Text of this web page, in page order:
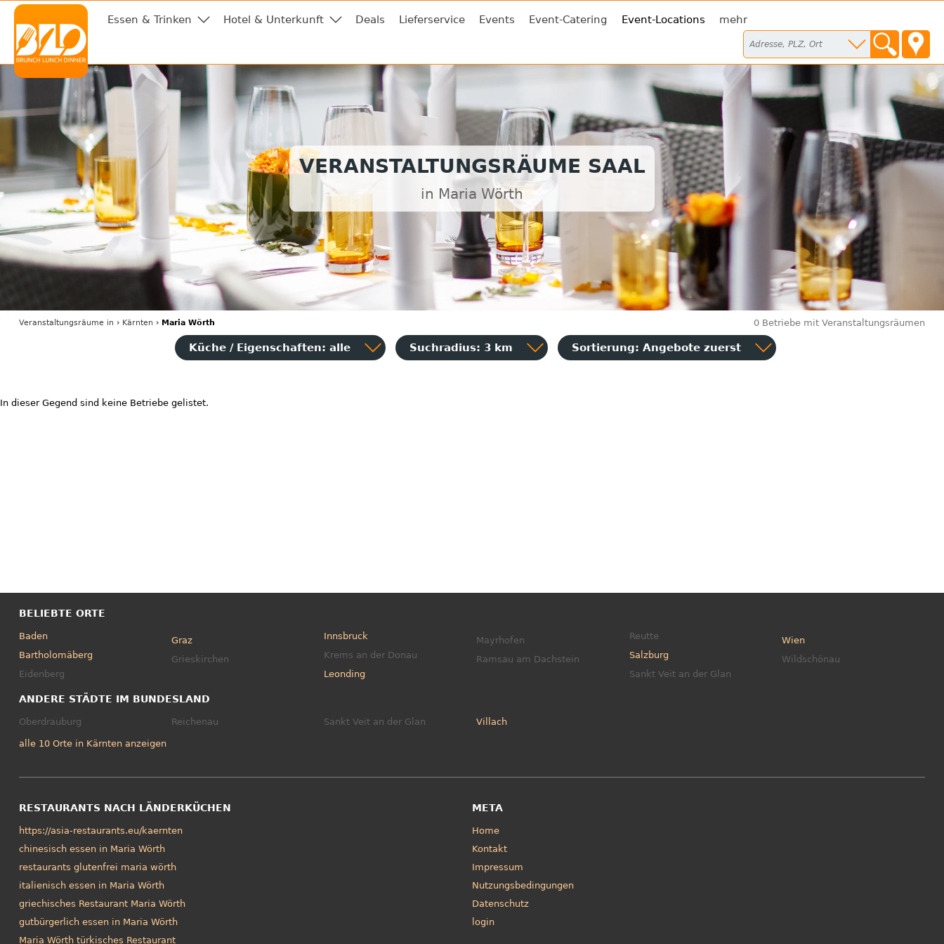
Essen & Trinken Hotel & Unterkunft Deals Lieferservice Events Event-Catering Event-Locations mehr
VERANSTALTUNGSRÄUME SAAL
in Maria Wörth
Veranstaltungsräumein › Kärnten › Maria Wörth 0 Betriebe mit Veranstaltungsräumen
Küche / Eigenschaften: alle Suchradius: 3 km Sortierung: Angebote zuerst
In dieser Gegend sind keine Betriebe gelistet.
BELIEBTE ORTE
Baden
Bartholomäberg
Eidenberg
Graz
Grieskirchen
Innsbruck
Krems an der Donau
Leonding
Mayrhofen
Ramsau am Dachstein
Reutte
Salzburg
Sankt Veit an der Glan
Wien
Wildschönau
ANDERE STÄDTE IM BUNDESLAND
Oberdrauburg Reichenau Sankt Veit an der Glan Villach
alle 10 Orte in Kärnten anzeigen
RESTAURANTS NACH LÄNDERKÜCHEN
https://asia-restaurants.eu/kaernten
chinesisch essen in Maria Wörth
restaurants glutenfrei maria wörth
italienisch essen in Maria Wörth
griechisches Restaurant Maria Wörth
gutbürgerlich essen in Maria Wörth
Maria Wörth türkisches Restaurant
META
Home
Kontakt
Impressum
Nutzungsbedingungen
Datenschutz
login